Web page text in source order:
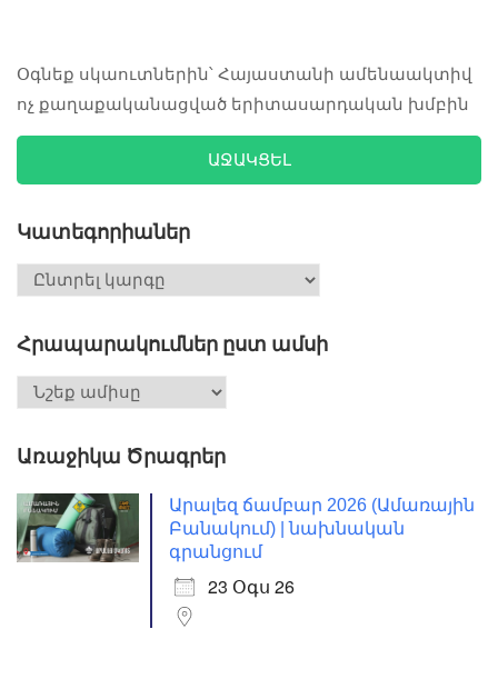
Օգնեք սկաուտներին՝ Հայաստանի ամենաակտիվ
ոչ քաղաքականացված երիտասարդական խմբին
ԱՋԱԿՑԵԼ
Կատեգորիաներ
Հրապարակումներ ըստ ամսի
Առաջիկա Ծրագրեր
Արալեզ ճամբար 2026 (Ամառային
Բանակում) | նախնական
գրանցում
23 Օգս 26